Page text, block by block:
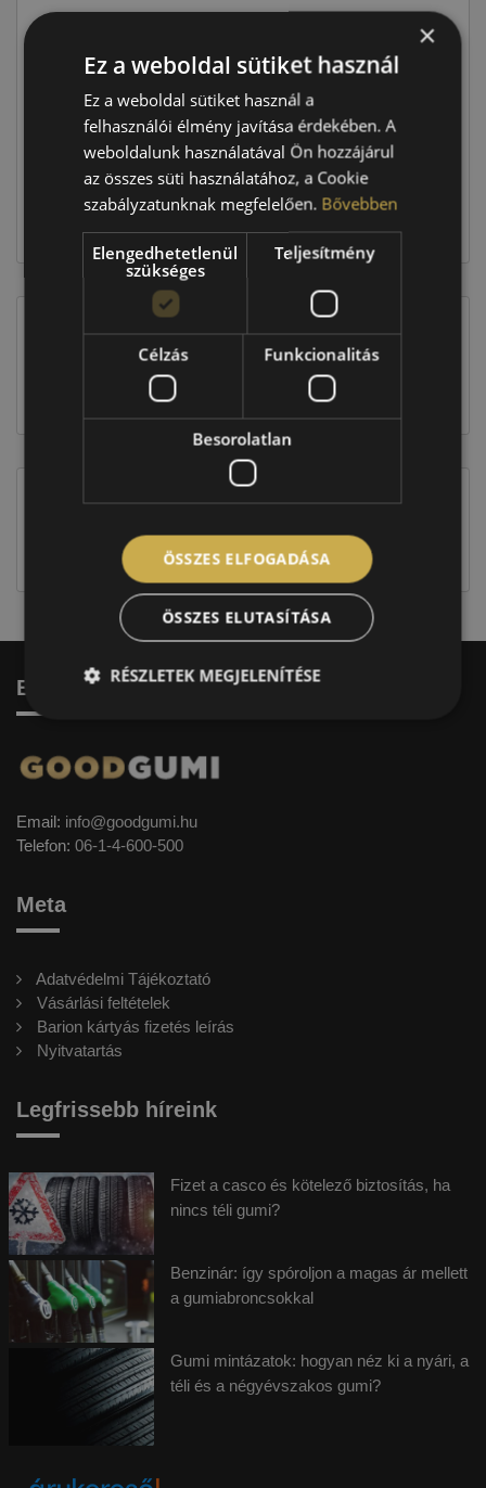
54 190 Ft
216 760 Ft
Kosárba
EU-s abroncscímke
Figyelem a feltüntetett címke adatok tájékoztató
címkével ellátott abroncs kerül kiszállításra.
Elérhetőség
Email: info@goodgumi.hu
Telefon: 06-1-4-600-500
Meta
Adatvédelmi Tájékoztató
Vásárlási feltételek
Barion kártyás fizetés leírás
Nyitvatartás
Legfrissebb híreink
Fizet a casco és kötelező biztosítás, ha
nincs téli gumi?
Benzinár: így spóroljon a magas ár mellett
a gumiabroncsokkal
Gumi mintázatok: hogyan néz ki a nyári, a
téli és a négyévszakos gumi?
×
Ez a weboldal sütiket használ
Ez a weboldal sütiket használ a
felhasználói élmény javítása érdekében. A
weboldalunk használatával Ön hozzájárul
az összes süti használatához, a Cookie
szabályzatunknak megfelelően. Bővebben
Elengedhetetlenül
szükséges
Teljesítmény
Célzás Funkcionalitás
Besorolatlan
ÖSSZES ELFOGADÁSA
ÖSSZES ELUTASÍTÁSA
RÉSZLETEK MEGJELENÍTÉSE